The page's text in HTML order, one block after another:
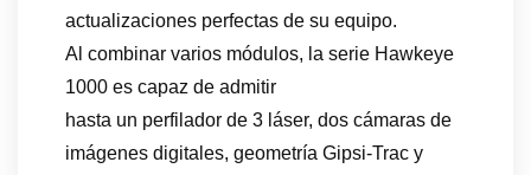
actualizaciones perfectas de su equipo.
Al combinar varios módulos, la serie Hawkeye
1000 es capaz de admitir
hasta un perfilador de 3 láser, dos cámaras de
imágenes digitales, geometría Gipsi-Trac y